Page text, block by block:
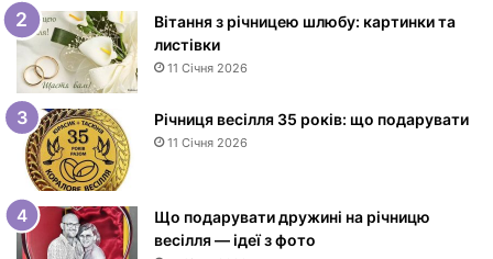
е
м
а
р
о
ж
е
н
н
Вітання з річницею шлюбу: картинки та
листівки
11 Січня 2026
Річниця весілля 35 років: що подарувати
11 Січня 2026
Що подарувати дружині на річницю
весілля — ідеї з фото